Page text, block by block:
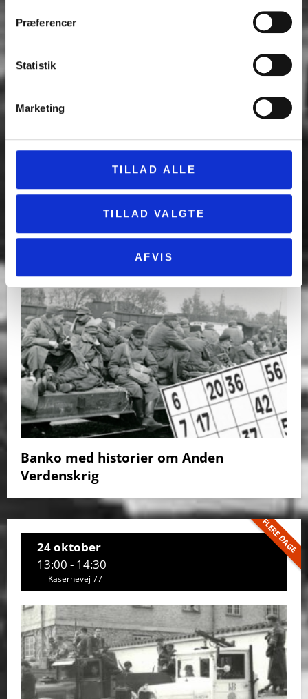
Præferencer
Statistik
Marketing
TILLAD ALLE
TILLAD VALGTE
AFVIS
Banko med historier om Anden
22 oktober
Banko med historier om Anden
Verdenskrig
FLERE DAGE
24 oktober
13:00 - 14:30
Kasernevej 77